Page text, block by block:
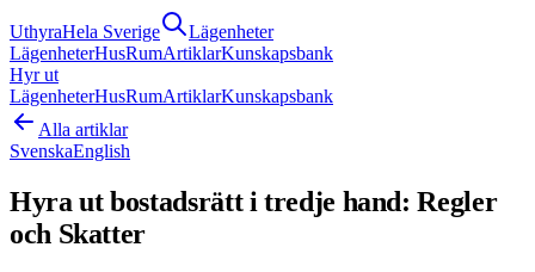
UthyraHela Sverige
Lägenheter
LägenheterHusRumArtiklarKunskapsbank
Hyr ut
LägenheterHusRumArtiklarKunskapsbank
Alla artiklar
SvenskaEnglish
Hyra ut bostadsrätt i tredje hand: Regler
och Skatter